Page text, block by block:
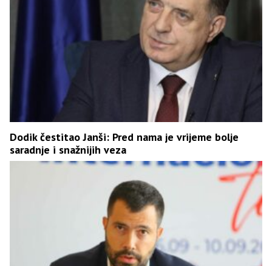
Dodik čestitao Janši: Pred nama je vrijeme bolje
saradnje i snažnijih veza